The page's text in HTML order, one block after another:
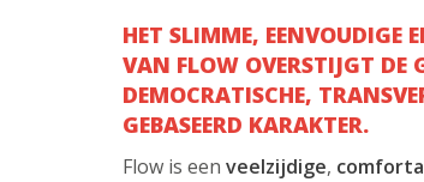
HET SLIMME, EENVOUDIGE
VAN FLOW OVERSTIJGT DE
DEMOCRATISCHE,
GEBASEERD KARAKTER.
Flow is eenveelzijdige,